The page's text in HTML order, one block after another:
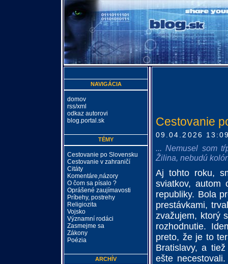
Cestovanie
09.04.2026
... Nemusel som
Žilina, nebudú
Aj tohto roku,
sviatkov, autom
republiky. Bola
prestávkami,
zvažujem, ktorý
rozhodnutie.
preto, že je to
Bratislavy, a
ešte
NAVIGÁCIA
domov
rss/xml
odkaz autorovi
blog.portal.sk
TÉMY
Cestovanie po Slovensku
Cestovanie v zahraničí
Citáty
Komentáre,názory
O čom sa písalo ?
Oprášené zaujímavosti
Príbehy, postrehy
Religiozita
Vojsko
Významní rodáci
Zasmejme sa
Zákony
Poézia
ARCHÍV